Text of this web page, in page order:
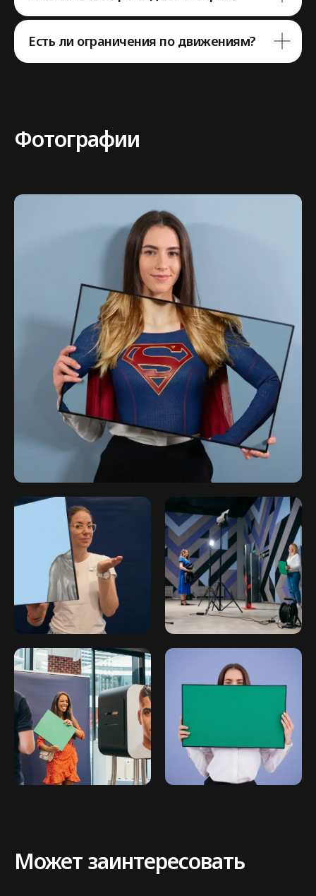
Есть ли ограничения по движениям?
Фотографии
Может заинтересовать
7 903 164 62 84
ГлавнаяАрендаКонтакты
© 2026. flash-event.ru
Согласие на обработку персональных
Политика конфиденциальности
Публичная оферта
ИП Мамзин Михаил Сергеевич
ИНН: 673109991290
ОГРНИП: 314312302100129
Юр. адрес: 115583, г. Москва,
Ореховый бульвар, д. 24к4.
Тел: +7 964 635-25-15
Эл. почта: flash-event@mail.ru
Рег. номер РКН 77-24-157364